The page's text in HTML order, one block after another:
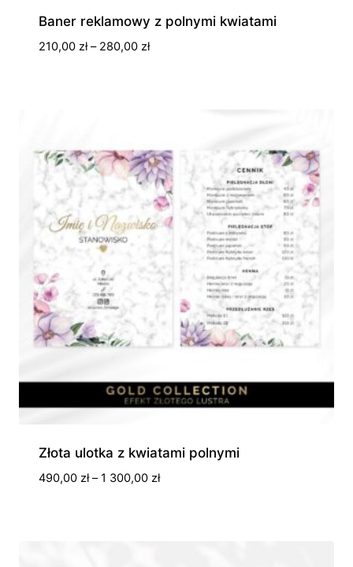
Baner reklamowy z polnymi kwiatami
210,00 zł – 280,00 złZakres
Złota ulotka z kwiatami polnymi
490,00 zł – 1 300,00 złZakres